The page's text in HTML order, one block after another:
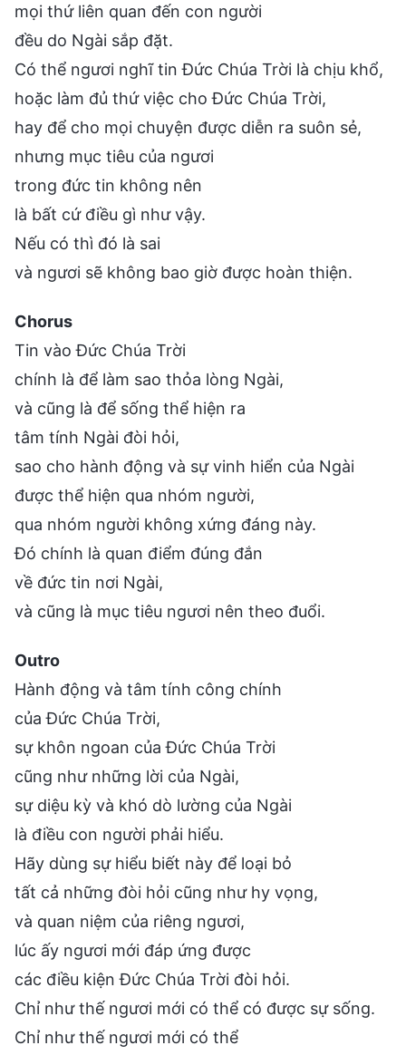
mọi thứ liên quan đến con người
đều do Ngài sắp đặt.
Có thể ngươi nghĩ tin Đức Chúa Trời là chịu khổ,
hoặc làm đủ thứ việc cho Đức Chúa Trời,
hay để cho mọi chuyện được diễn ra suôn sẻ,
nhưng mục tiêu của ngươi
trong đức tin không nên
là bất cứ điều gì như vậy.
Nếu có thì đó là sai
và ngươi sẽ không bao giờ được hoàn thiện.
Chorus
Tin vào Đức Chúa Trời
chính là để làm sao thỏa lòng Ngài,
và cũng là để sống thể hiện ra
tâm tính Ngài đòi hỏi,
sao cho hành động và sự vinh hiển của Ngài
được thể hiện qua nhóm người,
qua nhóm người không xứng đáng này.
Đó chính là quan điểm đúng đắn
về đức tin nơi Ngài,
và cũng là mục tiêu ngươi nên theo đuổi.
Outro
Hành động và tâm tính công chính
của Đức Chúa Trời,
sự khôn ngoan của Đức Chúa Trời
cũng như những lời của Ngài,
sự diệu kỳ và khó dò lường của Ngài
là điều con người phải hiểu.
Hãy dùng sự hiểu biết này để loại bỏ
tất cả những đòi hỏi cũng như hy vọng,
và quan niệm của riêng ngươi,
lúc ấy ngươi mới đáp ứng được
các điều kiện Đức Chúa Trời đòi hỏi.
Chỉ như thế ngươi mới có thể có được sự sống.
Chỉ như thế ngươi mới có thể